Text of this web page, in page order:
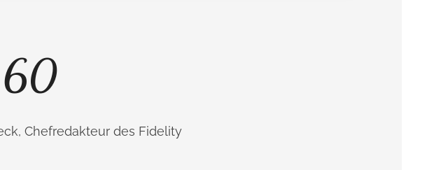
Chefredakteur des Fidelity